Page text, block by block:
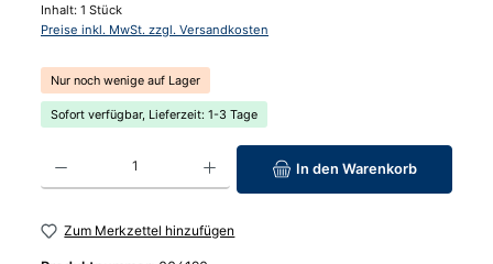
Inhalt: 1 Stück
Preise inkl. MwSt. zzgl. Versandkosten
Nur noch wenige auf Lager
Sofort verfügbar, Lieferzeit: 1-3 Tage
Produkt Anzahl: Gib den gewünschten Wert ein oder benutze die
In den Warenkorb
Zum Merkzettel hinzufügen